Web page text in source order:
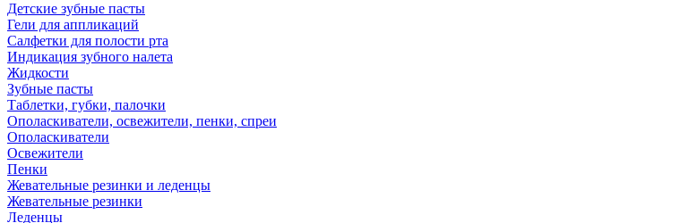
Детские зубные пасты
Гели для аппликаций
Салфетки для полости рта
Индикация зубного налета
Жидкости
Зубные пасты
Таблетки, губки, палочки
Ополаскиватели, освежители, пенки, спреи
Ополаскиватели
Освежители
Пенки
Жевательные резинки и леденцы
Жевательные резинки
Леденцы